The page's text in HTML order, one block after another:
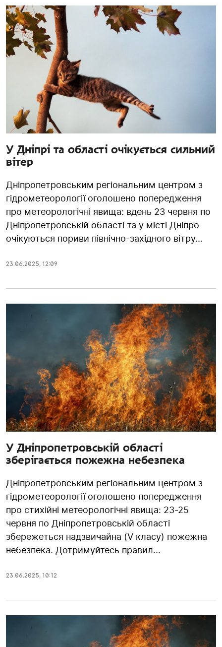
У Дніпрі та області очікується сильний
вітер
Дніпропетровським регіональним центром з
гідрометеорології оголошено попередження
про метеорологічні явища: вдень 23 червня по
Дніпропетровській області та у місті Дніпро
очікуються пориви північно-західного вітру...
23.06.2025, 12:09
У Дніпропетровській області
зберігається пожежна небезпека
Дніпропетровським регіональним центром з
гідрометеорології оголошено попередження
про стихійні метеорологічні явища: 23-25
червня по Дніпропетровській області
збережеться надзвичайна (V класу) пожежна
небезпека. Дотримуйтесь правил...
23.06.2025, 10:12